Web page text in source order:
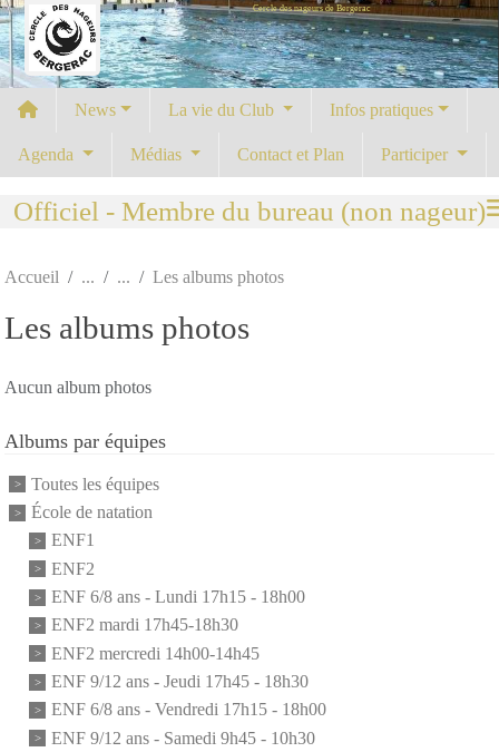
Cercle des nageurs de Bergerac
News La vie du Club Infos pratiques
Agenda Médias Contact et Plan Participer
Officiel - Membre du bureau (non nageur)
Accueil Les albums photos
Les albums photos
Aucun album photos
Albums par équipes
Toutes les équipes
École de natation
ENF1
ENF2
ENF 6/8 ans - Lundi 17h15 - 18h00
ENF2 mardi 17h45-18h30
ENF2 mercredi 14h00-14h45
ENF 9/12 ans - Jeudi 17h45 - 18h30
ENF 6/8 ans - Vendredi 17h15 - 18h00
ENF 9/12 ans - Samedi 9h45 - 10h30
Panneau de gestion des cookies